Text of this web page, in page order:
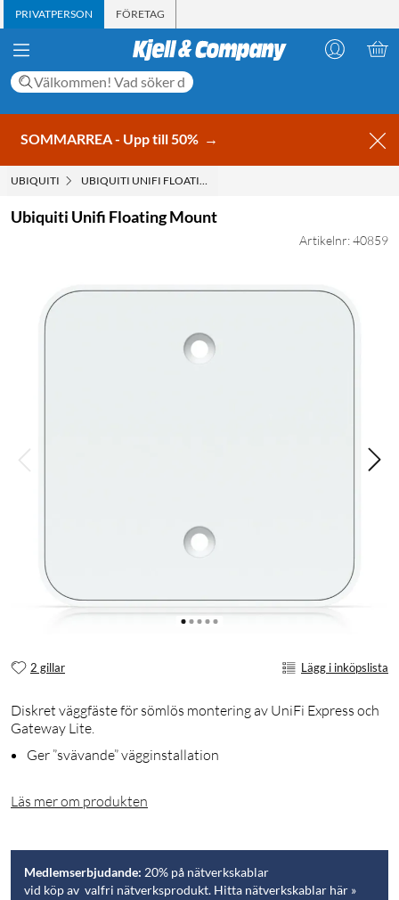
PRIVATPERSON FÖRETAG
SOMMARREA - Upp till 50% →
UBIQUITI UBIQUITI UNIFI FLOATING MOUNT
Ubiquiti Unifi Floating Mount
Artikelnr: 40859
2 gillar Lägg i inköpslista
Diskret väggfäste för sömlös montering av UniFi Express och
Gateway Lite.
Ger ”svävande” vägginstallation
Läs mer om produkten
Medlemserbjudande: 20% på nätverkskablar
vid köp av valfri nätverksprodukt. Hitta nätverkskablar här »